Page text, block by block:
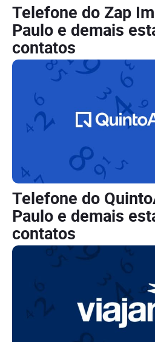
Telefone do Zap
Paulo e demais
contatos
Telefone do
Paulo e demais
contatos